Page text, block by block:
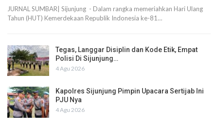
JURNAL SUMBAR| Sijunjung - Dalam rangka memeriahkan Hari Ulang
Tahun (HUT) Kemerdekaan Republik Indonesia ke-81…
Tegas, Langgar Disiplin dan Kode Etik, Empat
Polisi Di Sijunjung…
4 Agu 2026
Kapolres Sijunjung Pimpin Upacara Sertijab Ini
PJU Nya
4 Agu 2026